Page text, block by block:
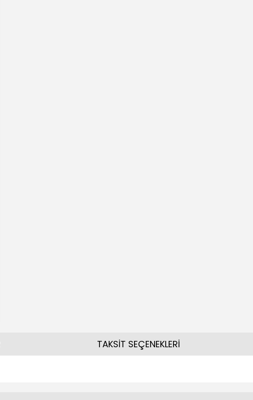
TAKSİT SEÇENEKLERİ